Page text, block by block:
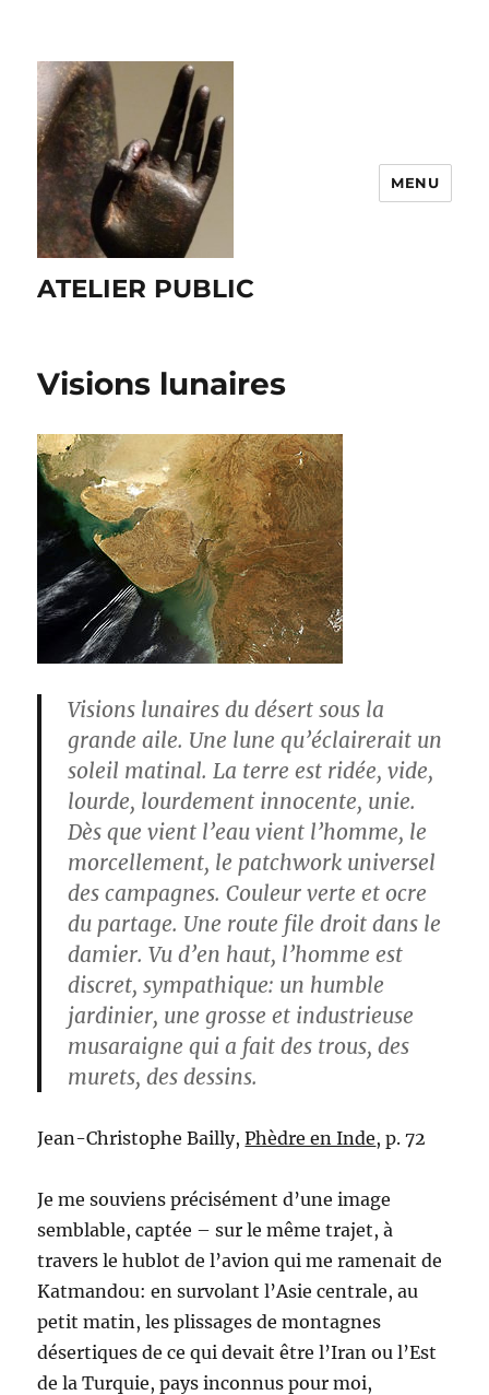
ATELIER PUBLIC
MENU
Visions lunaires
Visions lunaires du désert sous la
grande aile. Une lune qu’éclairerait un
soleil matinal. La terre est ridée, vide,
lourde, lourdement innocente, unie.
Dès que vient l’eau vient l’homme, le
morcellement, le patchwork universel
des campagnes. Couleur verte et ocre
du partage. Une route file droit dans le
damier. Vu d’en haut, l’homme est
discret, sympathique: un humble
jardinier, une grosse et industrieuse
musaraigne qui a fait des trous, des
murets, des dessins.
Jean-Christophe Bailly,Phèdre en Inde, p. 72
Je me souviens précisément d’une image
semblable, captée – sur le même trajet, à
travers le hublot de l’avion qui me ramenait de
Katmandou: en survolant l’Asie centrale, au
petit matin, les plissages de montagnes
désertiques de ce qui devait être l’Iran ou l’Est
de la Turquie, pays inconnus pour moi,